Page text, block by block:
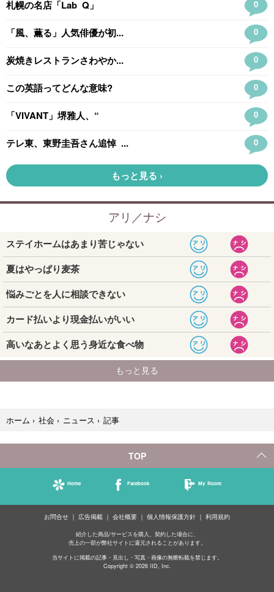
ホーム › 社会 › ニュース › 記事
TOP
Home Facebook My Room
お問合せ 広告掲載 会社概要 個人情報保護方針 利用規約
紹介した商品/サービスを購入、契約した場合に、
売上の一部が弊社サイトに還元されることがあります。
当サイトに掲載の記事・見出し・写真・画像の無断転載を禁じます。
Copyright © 2026 IID, Inc.